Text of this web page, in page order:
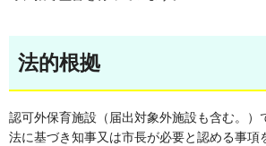
法的根拠
認可外保育施設（届出対象外施設も含む。）
法に基づき知事又は市長が必要と認める事項